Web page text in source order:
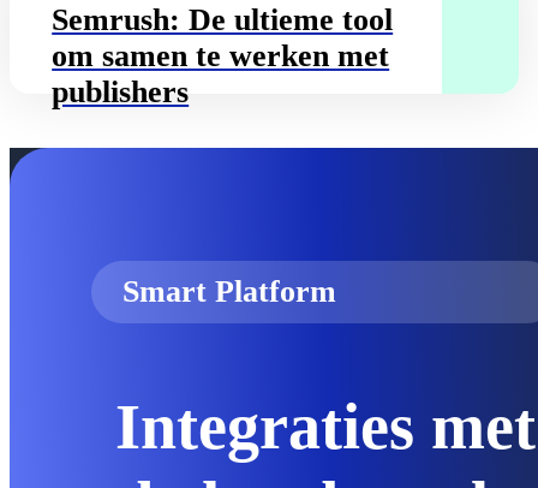
Semrush: De ultieme tool
om samen te werken met
publishers
Smart Platform
Integraties met